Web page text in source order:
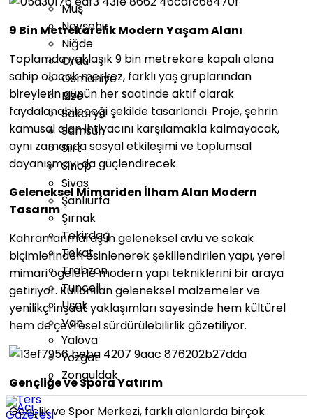
Muş
Nevşehir
Niğde
Ordu
Osmaniye
Rize
Sakarya
Samsun
Siirt
Sinop
Sivas
Şanlıurfa
Şırnak
Tekirdağ
Tokat
Trabzon
Tunceli
Uşak
Van
Yalova
Yozgat
Zonguldak
9 Bin Metrekarelik Modern Yaşam Alanı
Toplamda yaklaşık 9 bin metrekare kapalı alana
sahip olacak merkez, farklı yaş gruplarından
bireylerin günün her saatinde aktif olarak
faydalanabileceği şekilde tasarlandı. Proje, şehrin
kamusal alan ihtiyacını karşılamakla kalmayacak,
aynı zamanda sosyal etkileşimi ve toplumsal
dayanışmayı da güçlendirecek.
Geleneksel Mimariden İlham Alan Modern
Tasarım
Kahramanmaraş’ın geleneksel avlu ve sokak
biçimlerinden esinlenerek şekillendirilen yapı, yerel
mimari ögelerle modern yapı tekniklerini bir araya
getiriyor. Kullanılan geleneksel malzemeler ve
yenilikçi inşaat yaklaşımları sayesinde hem kültürel
hem de çevresel sürdürülebilirlik gözetiliyor.
Gençliğe ve Spora Yatırım
Gençlik ve Spor Merkezi, farklı alanlarda birçok